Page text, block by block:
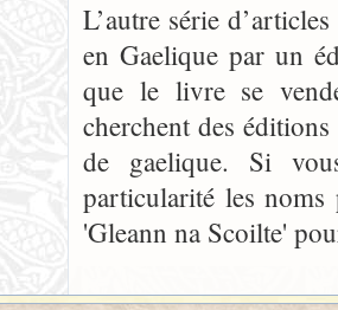
L’autre série
en Gaelique par un
que le livre se
cherchent des
de gaelique. Si
particularité les
'Gleann na Scoilte'